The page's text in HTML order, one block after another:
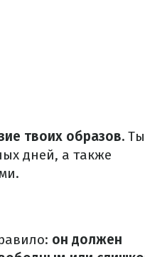
твоих образов. Ты
дней, а также
он должен